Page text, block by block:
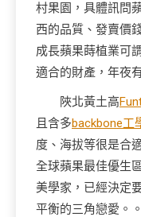
村果園，具體訊問
西的品質、發賣價
成長蘋果蒔植業可
適合的財產，年夜
陜北黃土高
且含多backbone工
度、海拔等很是合
全球蘋果最佳優生
美學家，已經決定
平衡的三角戀愛。